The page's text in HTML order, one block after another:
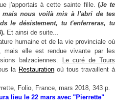
j'apportais à cette sainte fille. (Je te
mais nous voilà mis à l'abri de tes
le désistement, tu t'enferreras, tu
Et ainsi de suite...
humaine et de la vie provinciale où
mais elle est rendue vivante par les
balzaciennes.
Le curé de Tours
la Restaurationoù tous travaillent à
Folio, France, mars 2018, 343 p.
lieu le 22 mars avec "Pierrette"